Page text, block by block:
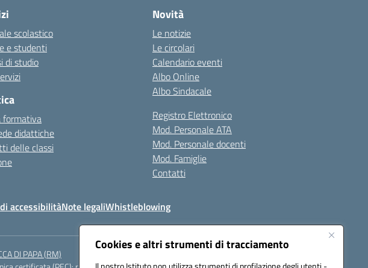
Cookies e altri strumenti di tracciamento
scolastico
e studenti
di studio
formativa
didattiche
delle classi
Novità
Le notizie
Le circolari
Calendario eventi
Albo Online
Albo Sindacale
Registro Elettronico
Mod. Personale ATA
Mod. Personale docenti
Mod. Famiglie
Contatti
accessibilitàNote legaliWhistleblowing
DI PAPA (RM)